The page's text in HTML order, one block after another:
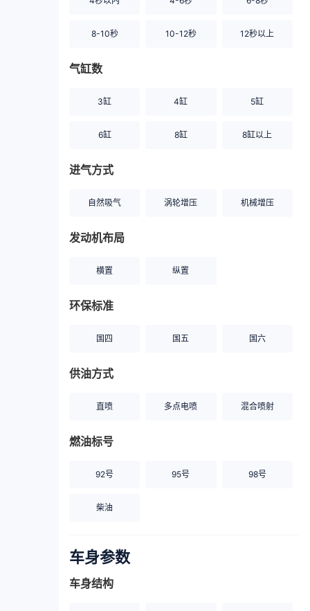
8-10秒 10-12秒 12秒以上
气缸数
3缸 4缸 5缸
6缸 8缸 8缸以上
进气方式
自然吸气 涡轮增压 机械增压
发动机布局
横置 纵置
环保标准
国四 国五 国六
供油方式
直喷 多点电喷 混合喷射
燃油标号
92号 95号 98号
柴油
车身参数
车身结构